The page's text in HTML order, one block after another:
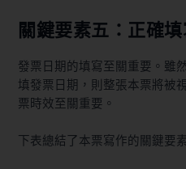
關鍵要素五：正確
發票日期的填寫至關重要。雖
填發票日期，則整張本票將被
票時效至關重要。
下表總結了本票寫作的關鍵要